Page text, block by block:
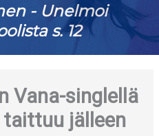
- Unelmoi
s. 12
Vana-singlellä
jälleen